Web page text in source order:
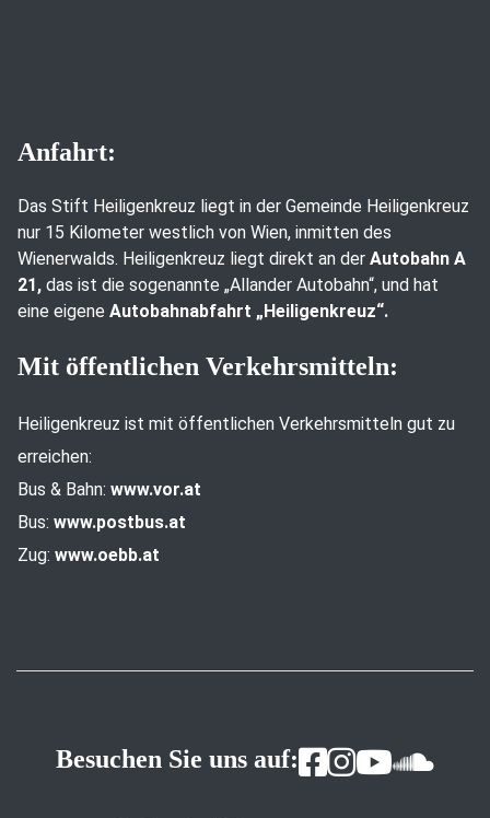
Anfahrt:
Das Stift Heiligenkreuz liegt in der Gemeinde Heiligenkreuz
nur 15 Kilometer westlich von Wien, inmitten des
Wienerwalds. Heiligenkreuz liegt direkt an der Autobahn A
21, das ist die sogenannte „Allander Autobahn“, und hat
eine eigene Autobahnabfahrt „Heiligenkreuz“.
Mit öffentlichen Verkehrsmitteln:
Heiligenkreuz ist mit öffentlichen Verkehrsmitteln gut zu
erreichen:
Bus & Bahn: www.vor.at
Bus: www.postbus.at
Zug: www.oebb.at
Besuchen Sie uns auf: